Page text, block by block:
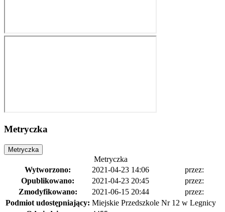
Metryczka
Metryczka
Metryczka
Wytworzono:
2021-04-23 14:06
przez:
Opublikowano:
2021-04-23 20:45
przez:
Zmodyfikowano:
2021-06-15 20:44
przez:
Podmiot udostępniający: Miejskie Przedszkole Nr 12 w Legnicy